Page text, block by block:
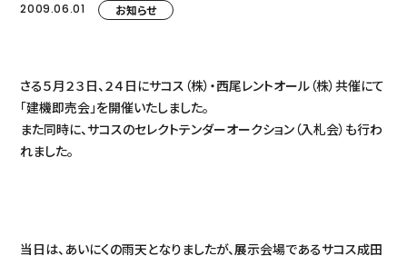
2009.06.01 お知らせ
さる５月２３日、２４日にサコス（株）・西尾レントオール（株）共催にて
「建機即売会」を開催いたしました。
また同時に、サコスのセレクトテンダーオークション（入札会）も行わ
れました。
当日は、あいにくの雨天となりましたが、展示会場であるサコス成田